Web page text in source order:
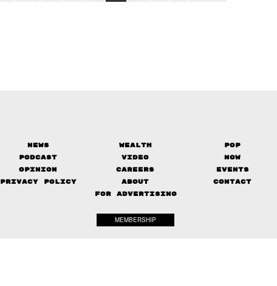
News Wealth
Pop
Podcast
Video
Now
Opinion
Careers
Events
Privacy Policy
About
Contact
FOR ADVERTISING
MEMBERSHIP